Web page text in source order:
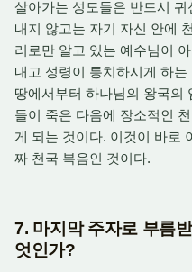
살아가는 성도들은 반드시
내지 않고는 자기 자신 안에
리로만 알고 있는 예수님이
내고 성령이 통치하시게 하
땅에서부터 하나님의 왕국의
들이 죽은 다음에 장소적인
게 되는 것이다. 이것이 바로
짜 천국 복음인 것이다.
7. 마지막 주자로 부름
엇인가?